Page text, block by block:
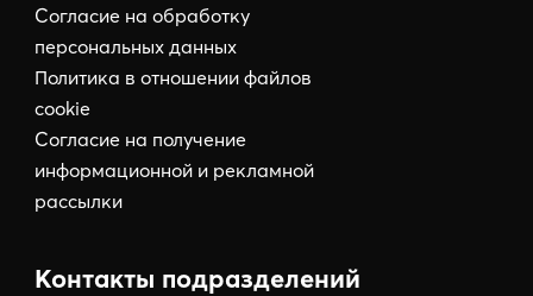
Согласие на обработку
персональных данных
Политика в отношении файлов
cookie
Согласие на получение
информационной и рекламной
рассылки
Контакты подразделений